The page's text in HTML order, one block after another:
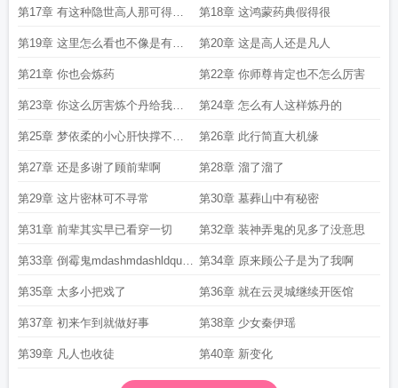
第17章 有这种隐世高人那可得见
一见
第18章 这鸿蒙药典假得很
第19章 这里怎么看也不像是有隐
世高人
第20章 这是高人还是凡人
第21章 你也会炼药 第22章 你师尊肯定也不怎么厉害
第23章 你这么厉害炼个丹给我看
看啊
第24章 怎么有人这样炼丹的
第25章 梦依柔的小心肝快撑不住
了
第26章 此行简直大机缘
第27章 还是多谢了顾前辈啊 第28章 溜了溜了
第29章 这片密林可不寻常 第30章 墓葬山中有秘密
第31章 前辈其实早已看穿一切 第32章 装神弄鬼的见多了没意思
第33章 倒霉鬼mdashmdashldquo
紫剑真
第34章 原来顾公子是为了我啊
第35章 太多小把戏了 第36章 就在云灵城继续开医馆
第37章 初来乍到就做好事 第38章 少女秦伊瑶
第39章 凡人也收徒 第40章 新变化